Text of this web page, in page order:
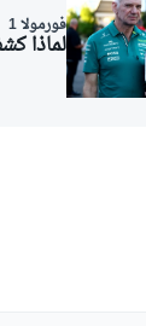
فورمولا 1
لماذا